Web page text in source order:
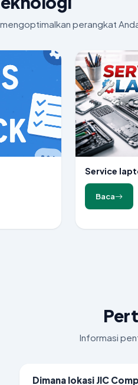
perangkat
Service
Baca
Informasi
Dimana lokasi JIC